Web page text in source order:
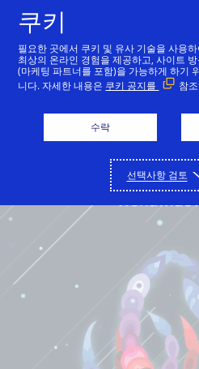
쿠키
필요한 곳에서 쿠키 및 유사 기술을 사용
최상의 온라인 경험을 제공하고, 사이트
(마케팅 파트너를 포함)을 가능하게 하기
니다. 자세한 내용은 쿠키 공지를 참
수락
선택사항 검토